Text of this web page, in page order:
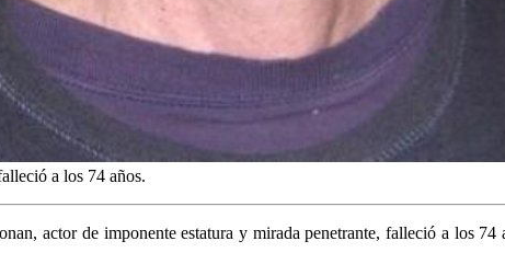
a los 74 años.
actor de imponente estatura y mirada penetrante, falleció a los